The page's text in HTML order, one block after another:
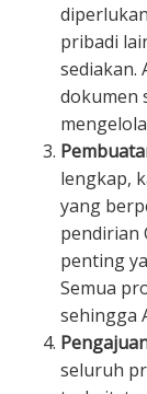
pribadi
sediakan.
dokumen
lengkap,
yang
pendirian
penting
Semua
sehingga
seluruh